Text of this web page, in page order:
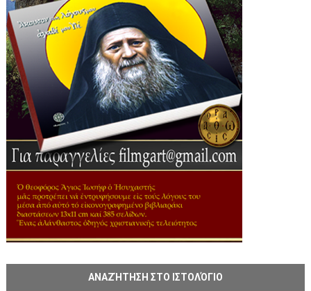
ΑΝΑΖΉΤΗΣΗ ΣΤΟ ΙΣΤΟΛΌΓΙΟ